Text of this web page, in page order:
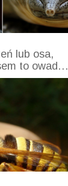
lub osa,
to owad…